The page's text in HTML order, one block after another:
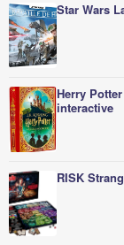
Star Wars
Herry
interactive
RISK